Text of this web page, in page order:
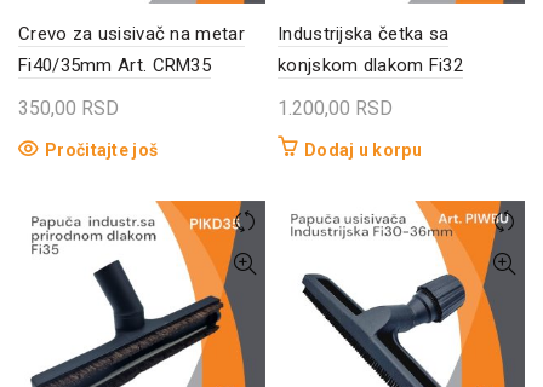
Crevo za usisivač na metar
Fi40/35mm Art. CRM35
350,00 RSD
Pročitajte još
Industrijska četka sa
konjskom dlakom Fi32
1.200,00 RSD
Dodaj u korpu